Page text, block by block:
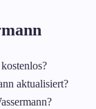
aktualisiert?